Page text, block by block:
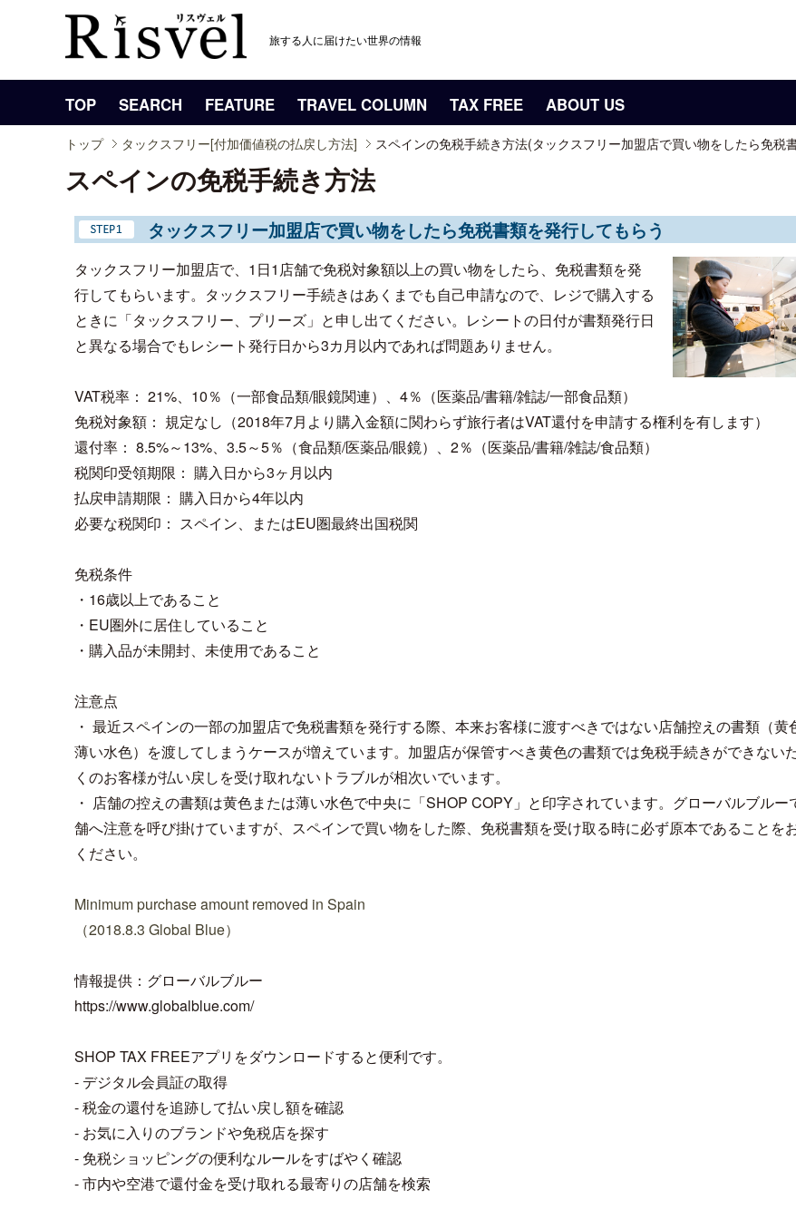
旅する人に届けたい世界の情報
TOP SEARCH FEATURE TRAVEL COLUMN TAX FREE ABOUT US
トップ タックスフリー[付加価値税の払戻し方法] スペインの免税手続き方法(タックスフリー加盟店で買い物をしたら免税
スペインの免税手続き方法
タックスフリー加盟店で買い物をしたら免税書類を発行してもらう
タックスフリー加盟店で、1日1店舗で免税対象額以上の買い物をしたら、免税書類を発
行してもらいます。タックスフリー手続きはあくまでも自己申請なので、レジで購入する
ときに「タックスフリー、プリーズ」と申し出てください。レシートの日付が書類発行日
と異なる場合でもレシート発行日から3カ月以内であれば問題ありません。
VAT税率： 21%、10％（一部食品類/眼鏡関連）、4％（医薬品/書籍/雑誌/一部食品類）
免税対象額： 規定なし（2018年7月より購入金額に関わらず旅行者はVAT還付を申請する権利を有します）
還付率： 8.5%～13%、3.5～5％（食品類/医薬品/眼鏡）、2％（医薬品/書籍/雑誌/食品類）
税関印受領期限： 購入日から3ヶ月以内
払戻申請期限： 購入日から4年以内
必要な税関印： スペイン、またはEU圏最終出国税関
免税条件
・16歳以上であること
・EU圏外に居住していること
・購入品が未開封、未使用であること
注意点
・ 最近スペインの一部の加盟店で免税書類を発行する際、本来お客様に渡すべきではない店舗控えの書類（黄
薄い水色）を渡してしまうケースが増えています。加盟店が保管すべき黄色の書類では免税手続きができない
くのお客様が払い戻しを受け取れないトラブルが相次いでいます。
・ 店舗の控えの書類は黄色または薄い水色で中央に「SHOP COPY」と印字されています。グローバルブルー
舗へ注意を呼び掛けていますが、スペインで買い物をした際、免税書類を受け取る時に必ず原本であることを
ください。
Minimum purchase amount removed in Spain
（2018.8.3 Global Blue）
情報提供：グローバルブルー
https://www.globalblue.com/
SHOP TAX FREEアプリをダウンロードすると便利です。
- デジタル会員証の取得
- 税金の還付を追跡して払い戻し額を確認
- お気に入りのブランドや免税店を探す
- 免税ショッピングの便利なルールをすばやく確認
- 市内や空港で還付金を受け取れる最寄りの店舗を検索